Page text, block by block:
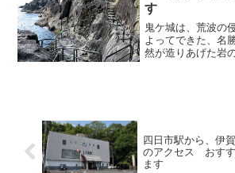
す
鬼ケ城は、荒波の
よってできた、名
然が造りあげた岩
す。往復徒歩約1
できます。おすす
四日市駅から、伊
のアクセス おすす
ます